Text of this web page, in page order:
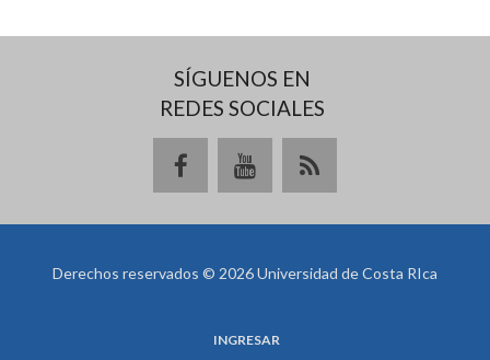
SÍGUENOS EN
REDES SOCIALES
Derechos reservados © 2026 Universidad de Costa RIca
INGRESAR